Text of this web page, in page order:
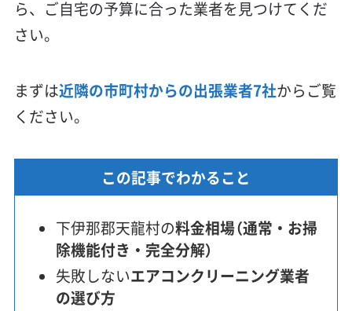
ら、ご自宅の予算に合った業者を見つけてくだ
さい。
まずは近隣の市町村からの出張業者7社からご覧
ください。
この記事でわかること
下伊那郡天龍村の料金相場（通常・お掃
除機能付き・完全分解）
失敗しないエアコンクリーニング業者
の選び方